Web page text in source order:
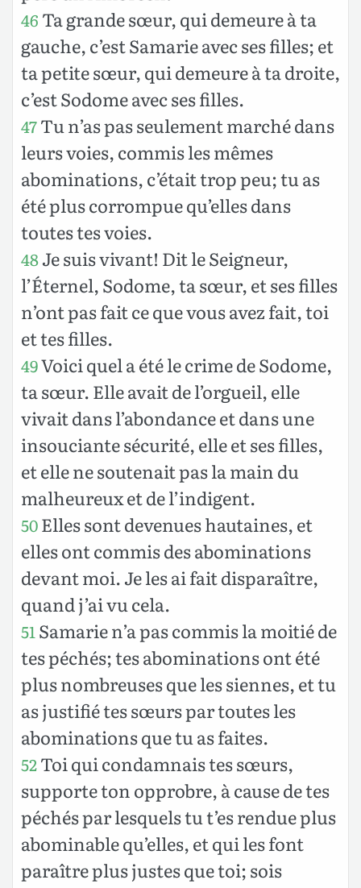
46 Ta grande sœur, qui demeure à ta
gauche, c’est Samarie avec ses filles; et
ta petite sœur, qui demeure à ta droite,
c’est Sodome avec ses filles.
47Tu n’as pas seulement marché dans
leurs voies, commis les mêmes
abominations, c’était trop peu; tu as
été plus corrompue qu’elles dans
toutes tes voies.
48Je suis vivant! Dit le Seigneur,
l’Éternel, Sodome, ta sœur, et ses filles
n’ont pas fait ce que vous avez fait, toi
et tes filles.
49Voici quel a été le crime de Sodome,
ta sœur. Elle avait de l’orgueil, elle
vivait dans l’abondance et dans une
insouciante sécurité, elle et ses filles,
et elle ne soutenait pas la main du
malheureux et de l’indigent.
50Elles sont devenues hautaines, et
elles ont commis des abominations
devant moi. Je les ai fait disparaître,
quand j’ai vu cela.
51 Samarie n’a pas commis la moitié de
tes péchés; tes abominations ont été
plus nombreuses que les siennes, et tu
as justifié tes sœurs par toutes les
abominations que tu as faites.
52Toi qui condamnais tes sœurs,
supporte ton opprobre, à cause de tes
péchés par lesquels tu t’es rendue plus
abominable qu’elles, et qui les font
paraître plus justes que toi; sois